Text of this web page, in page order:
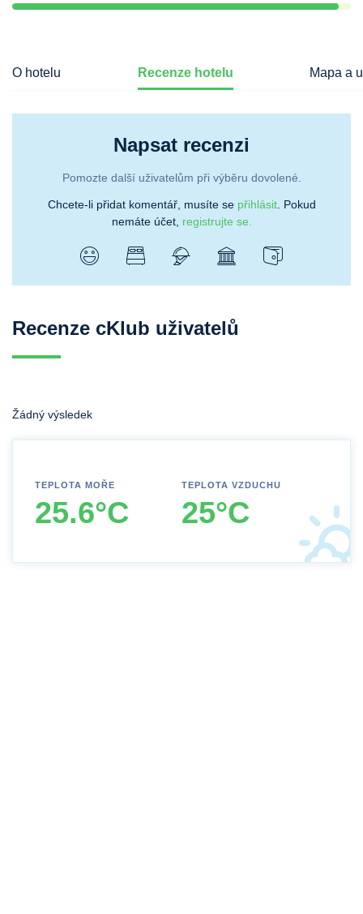
O hotelu Recenze hotelu Mapa a
Napsat recenzi
Pomozte další uživatelům při výběru dovolené.
Chcete-li přidat komentář, musíte se přihlásit. Pokud
nemáte účet, registrujte se.
Recenze cKlub uživatelů
Žádný výsledek
TEPLOTA MOŘE
25.6°C
TEPLOTA VZDUCHU
25°C